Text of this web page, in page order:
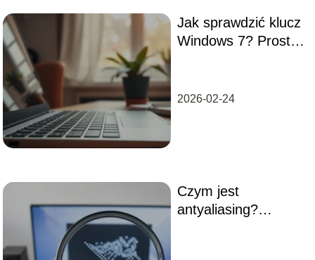
Jak sprawdzić klucz
Windows 7? Proste
2026-02-24
Czym jest
antyaliasing?